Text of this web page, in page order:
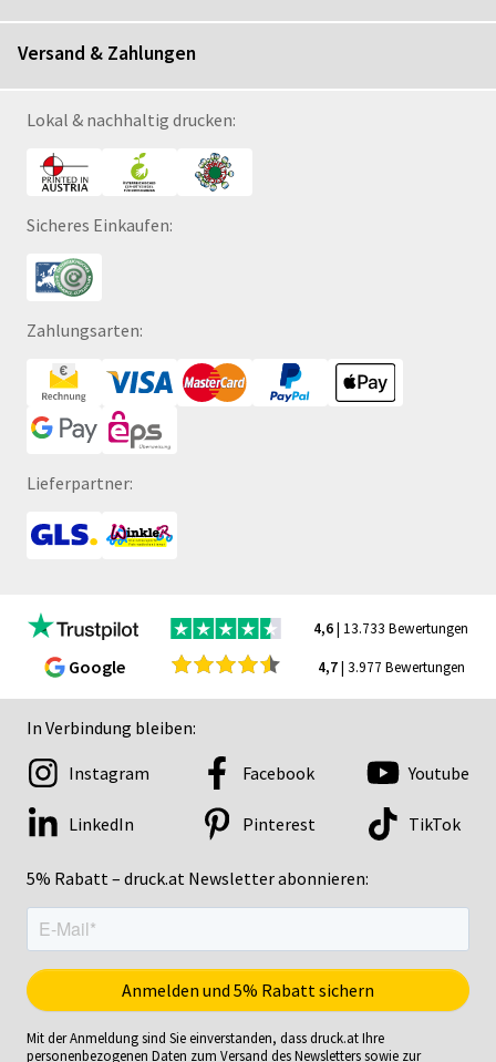
Versand & Zahlungen
Lokal & nachhaltig drucken:
Sicheres Einkaufen:
Zahlungsarten:
Lieferpartner:
4,6| 13.733 Bewertungen
Google 4,7| 3.977 Bewertungen
In Verbindung bleiben:
5% Rabatt – druck.at Newsletter abonnieren:
Instagram Facebook Youtube
LinkedIn Pinterest TikTok
Mit der Anmeldung sind Sie einverstanden, dass druck.at Ihre
personenbezogenen Daten zum Versand des Newsletters sowie zur